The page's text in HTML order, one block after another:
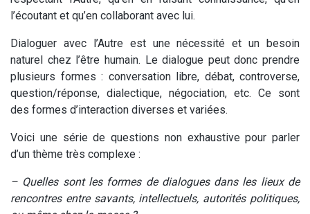
l’écoutant et qu’en collaborant avec lui.
Dialoguer avec l’Autre est une nécessité et un besoin
naturel chez l’être humain. Le dialogue peut donc prendre
plusieurs formes : conversation libre, débat, controverse,
question/réponse, dialectique, négociation, etc. Ce sont
des formes d’interaction diverses et variées.
Voici une série de questions non exhaustive pour parler
d’un thème très complexe :
– Quelles sont les formes de dialogues dans les lieux de
rencontres entre savants, intellectuels, autorités politiques,